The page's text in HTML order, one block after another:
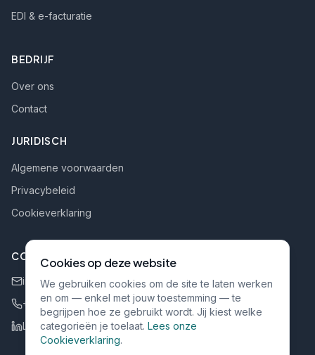
EDI & e-facturatie
BEDRIJF
Over ons
Contact
JURIDISCH
Algemene voorwaarden
Privacybeleid
Cookieverklaring
CONTACT
info@rgi-bv.be
+32 484 111 022
LinkedIn
Cookies op deze website
We gebruiken cookies om de site te laten werken
en om — enkel met jouw toestemming — te
begrijpen hoe ze gebruikt wordt. Jij kiest welke
categorieën je toelaat. Lees onze
Cookieverklaring.